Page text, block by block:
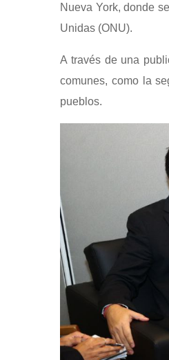
Nueva York, donde
Unidas (ONU).
A través de una
comunes, como la
pueblos.